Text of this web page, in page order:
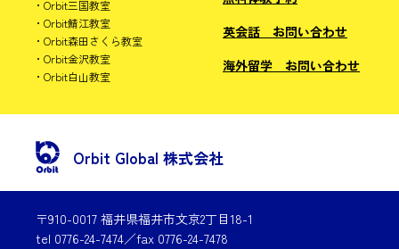
Orbit三国教室
Orbit鯖江教室
Orbit森田さくら教室
Orbit金沢教室
Orbit白山教室
英会話 お問い合わせ
海外留学 お問い合わせ
Orbit Global 株式会社
〒910-0017 福井県福井市文京2丁目18-1
tel 0776-24-7474／fax 0776-24-7478